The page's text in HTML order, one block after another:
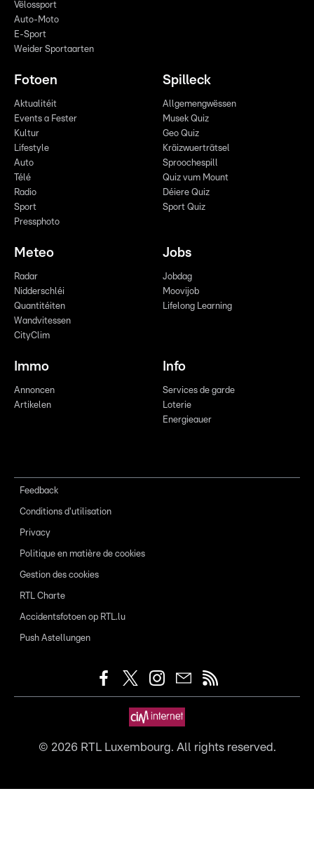
Vëlossport
Auto-Moto
E-Sport
Weider Sportaarten
Fotoen
Aktualitéit
Events a Fester
Kultur
Lifestyle
Auto
Télé
Radio
Sport
Pressphoto
Spilleck
Allgemengwëssen
Musek Quiz
Geo Quiz
Kräizwuerträtsel
Sproochespill
Quiz vum Mount
Déiere Quiz
Sport Quiz
Meteo
Radar
Nidderschléi
Quantitéiten
Wandvitessen
CityClim
Jobs
Jobdag
Moovijob
Lifelong Learning
Immo
Annoncen
Artikelen
Info
Services de garde
Loterie
Energieauer
Feedback
Conditions d'utilisation
Privacy
Politique en matière de cookies
Gestion des cookies
RTL Charte
Accidentsfotoen op RTL.lu
Push Astellungen
© 2026RTL Luxembourg. All rights reserved.